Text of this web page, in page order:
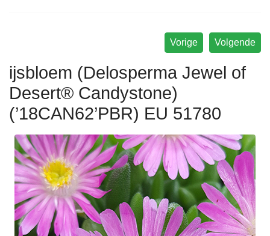
Volgende
Vorige
ijsbloem (Delosperma Jewel of
Desert® Candystone)
(’18CAN62’PBR) EU 51780